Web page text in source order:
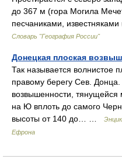
до 367 м (гора Могила
песчаниками,
Словарь "География России"
Донецкая плоская
Так называется волнистое
правому берегу Сев.
возвышенности, тянущейся
на Ю вплоть до самого
высоты от 140 до… …
Ефрона